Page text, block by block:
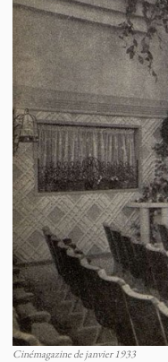
Cinémagazine de janvier 1933